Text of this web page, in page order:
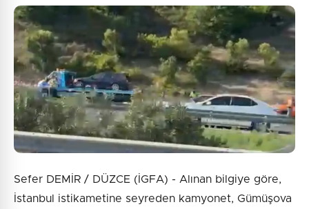
Sefer DEMİR / DÜZCE (İGFA) - Alınan bilgiye göre,
İstanbul istikametine seyreden kamyonet, Gümüşova